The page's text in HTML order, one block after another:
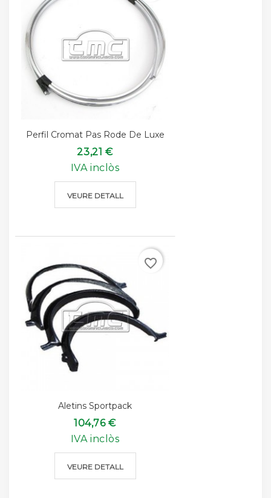
Perfil Cromat Pas Rode De Luxe
23,21 €
IVA inclòs
VEURE DETALL
Aletins Sportpack
104,76 €
IVA inclòs
VEURE DETALL
favorite_border